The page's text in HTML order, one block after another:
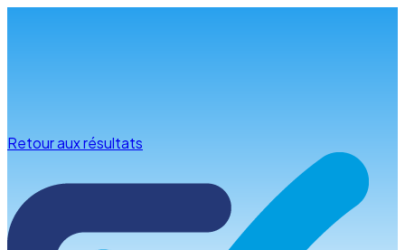
Retour aux résultats